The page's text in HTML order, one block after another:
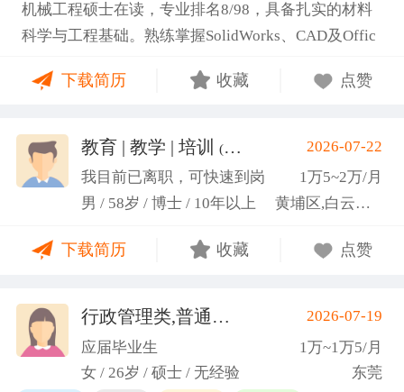
机械工程硕士在读，专业排名8/98，具备扎实的材料
科学与工程基础。熟练掌握SolidWorks、CAD及Offic
2项天津市科研项目，擅长实验设计与数据分析;曾带
优秀的团队协作与沟通协调能力，责任心强，渴望将
科研严谨性融入实践工作中
下载简历 收藏 点赞
教育 | 教学 | 培训 (汤山文)
2026-07-22
我目前已离职，可快速到岗
1万5~2万/月
男 / 58岁 / 博士 / 10年以上
黄埔区,白云区,增城市
下载简历 收藏 点赞
行政管理类,普通教师类 (蓝小艳)2026-07-19
应届毕业生
1万~1万5/月
女 / 26岁 / 硕士 / 无经验
东莞